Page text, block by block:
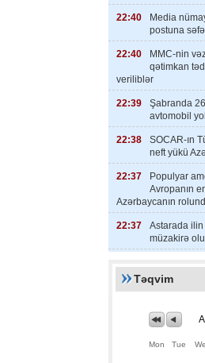
22:40
Media
postuna
22:40
MMC-nin
qətimkan
veriliblər
22:39
Şabranda
avtomobil
22:38
SOCAR-ın
neft yükü
22:37
Populyar
Avropanın
Azərbaycanın
22:37
Astarada ilin
müzakirə
Təqvim
Mon Tue